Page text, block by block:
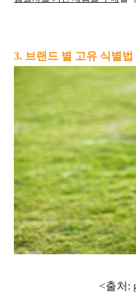
3. 브랜드 별 고유 식별
<출처: